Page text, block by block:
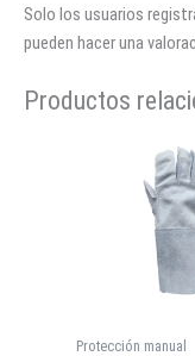
Solo los usuarios
pueden hacer una
Productos
Protección manual